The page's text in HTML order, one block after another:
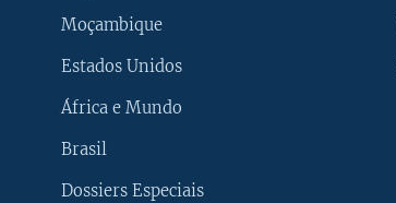
Moçambique
Estados Unidos
África e Mundo
Brasil
Dossiers Especiais